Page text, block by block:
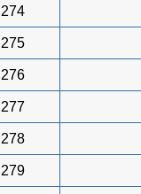
274
275
276
277
278
279